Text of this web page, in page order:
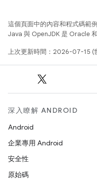
這個頁面中的內容和程式碼範
Java 與 OpenJDK 是 Oracle
上次更新時間：2026-07-15 (
深入瞭解 ANDROID
Android
企業專用 Android
安全性
原始碼